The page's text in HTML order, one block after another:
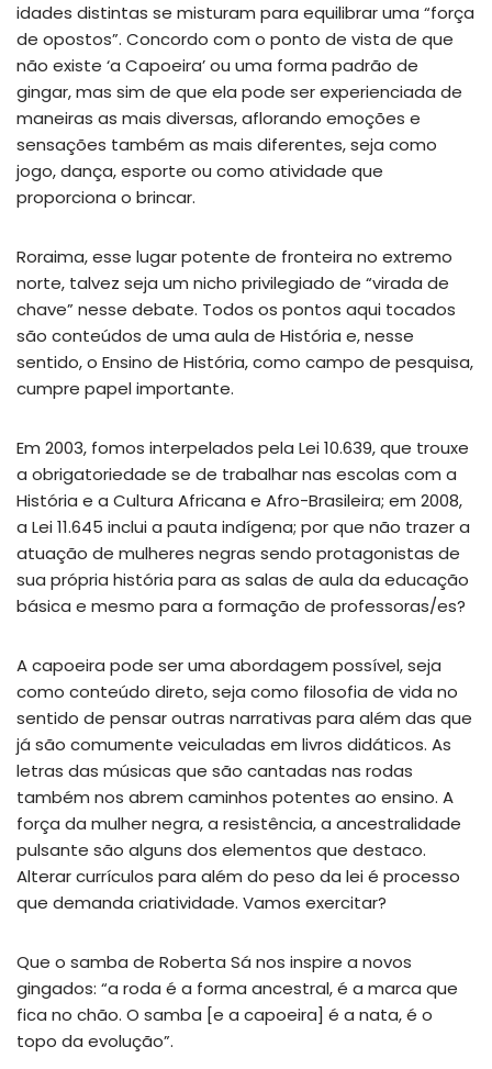
idades distintas se misturam para equilibrar uma “força
de opostos”. Concordo com o ponto de vista de que
não existe ‘a Capoeira’ ou uma forma padrão de
gingar, mas sim de que ela pode ser experienciada de
maneiras as mais diversas, aflorando emoções e
sensações também as mais diferentes, seja como
jogo, dança, esporte ou como atividade que
proporciona o brincar.
Roraima, esse lugar potente de fronteira no extremo
norte, talvez seja um nicho privilegiado de “virada de
chave” nesse debate. Todos os pontos aqui tocados
são conteúdos de uma aula de História e, nesse
sentido, o Ensino de História, como campo de pesquisa,
cumpre papel importante.
Em 2003, fomos interpelados pela Lei 10.639, que trouxe
a obrigatoriedade se de trabalhar nas escolas com a
História e a Cultura Africana e Afro-Brasileira; em 2008,
a Lei 11.645 inclui a pauta indígena; por que não trazer a
atuação de mulheres negras sendo protagonistas de
sua própria história para as salas de aula da educação
básica e mesmo para a formação de professoras/es?
A capoeira pode ser uma abordagem possível, seja
como conteúdo direto, seja como filosofia de vida no
sentido de pensar outras narrativas para além das que
já são comumente veiculadas em livros didáticos. As
letras das músicas que são cantadas nas rodas
também nos abrem caminhos potentes ao ensino. A
força da mulher negra, a resistência, a ancestralidade
pulsante são alguns dos elementos que destaco.
Alterar currículos para além do peso da lei é processo
que demanda criatividade. Vamos exercitar?
Que o samba de Roberta Sá nos inspire a novos
gingados: “a roda é a forma ancestral, é a marca que
fica no chão. O samba [e a capoeira] é a nata, é o
topo da evolução”.